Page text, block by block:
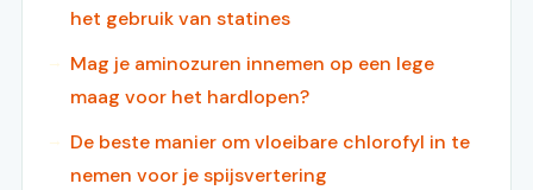
het gebruik van statines
Mag je aminozuren innemen op een lege
maag voor het hardlopen?
De beste manier om vloeibare chlorofyl in te
nemen voor je spijsvertering